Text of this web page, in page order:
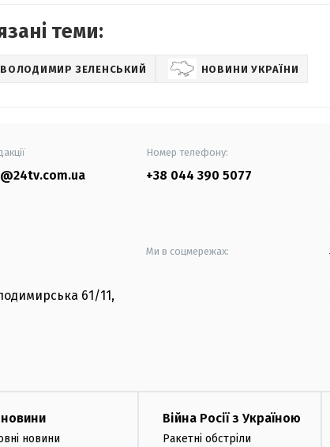
теми:
ВОЛОДИМИР ЗЕЛЕНСЬКИЙ НОВИНИ УКРАЇНИ
Номер телефону:
+38 044 390 5077
61/11,
Ми в соцмережах:
новини
новини
Війна Росії з Україною
Ракетні обстріли